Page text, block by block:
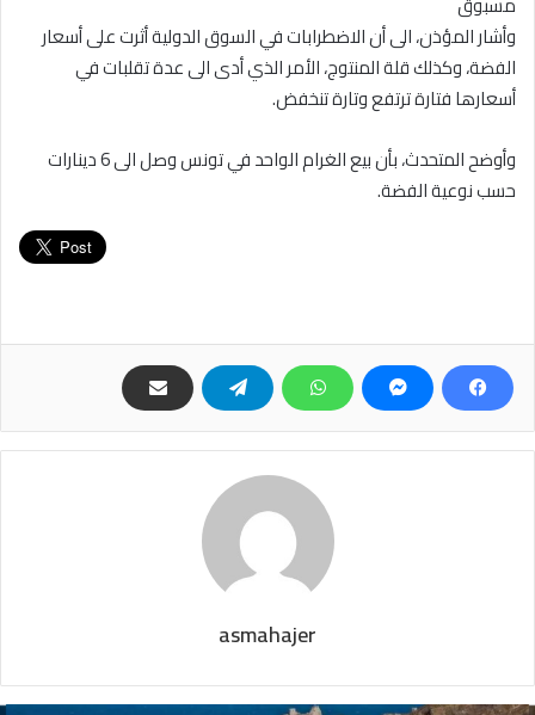
وأشار المؤذن، الى أن الاضطرابات في السوق الدولية أثرت على أسعار
الفضة، وكذلك قلة المنتوج، الأمر الذي أدى الى عدة تقلبات في
أسعارها فتارة ترتفع وتارة تنخفض.
وأوضح المتحدث، بأن بيع الغرام الواحد في تونس وصل الى 6 دينارات
حسب نوعية الفضة.
asmahajer